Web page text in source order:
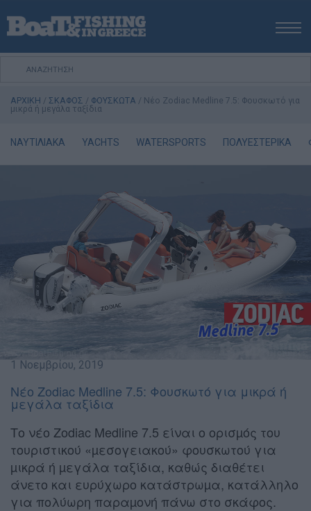
ΑΡΧΙΚΗ
ΕΚΔΟΣΕΙΣ
ΨΑΡΕΜΑ ΑΠΟ ΣΚΑΦΟΣ
ΕΞΟΠΛΙΣΜΟΣ
ΘΕΣΣΑΛΟΝΙΚΗ BOAT & FISHING SHOW 2025
BOAT & FISHING SHOW 2025
ΑΡΧΙΚΗ / ΣΚΑΦΟΣ / ΦΟΥΣΚΩΤΑ / Nέο Zodiac Medline 7.5: Φουσκωτό για
μικρά ή μεγάλα ταξίδια
ΝΑΥΤΙΛΙΑΚΑ YACHTS WATERSPORTS ΠΟΛΥΕΣΤΕΡΙΚΑ
1 Νοεμβρίου, 2019
Nέο Zodiac Medline 7.5: Φουσκωτό για μικρά ή
μεγάλα ταξίδια
Το νέο Zodiac Medline 7.5 είναι ο ορισµός του
τουριστικού «µεσογειακού» φουσκωτού για
µικρά ή µεγάλα ταξίδια, καθώς διαθέτει
άνετο και ευρύχωρο κατάστρωµα, κατάλληλο
για πολύωρη παραµονή πάνω στο σκάφος.